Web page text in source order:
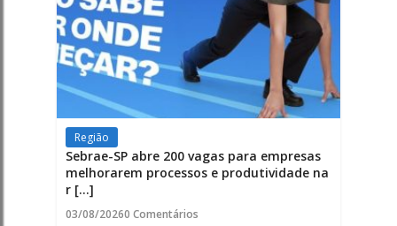
Região
Sebrae-SP abre 200 vagas para empresas
melhorarem processos e produtividade na
r [...]
03/08/20260 Comentários